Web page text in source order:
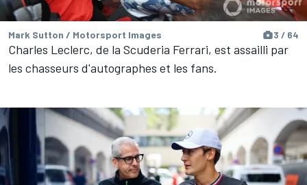
Mark Sutton / Motorsport Images 3 / 64
Charles Leclerc, de la Scuderia Ferrari, est assailli par
les chasseurs d'autographes et les fans.